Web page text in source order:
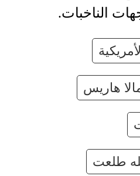
الناخبات.
هاريس
طلعت